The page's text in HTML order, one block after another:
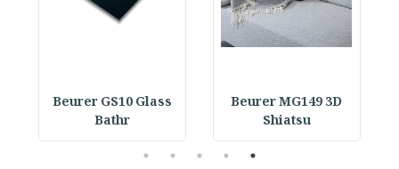
Beurer MG149 3D
Shiatsu
Beurer GS10 Glass
Bathr
1
2
3
4
5